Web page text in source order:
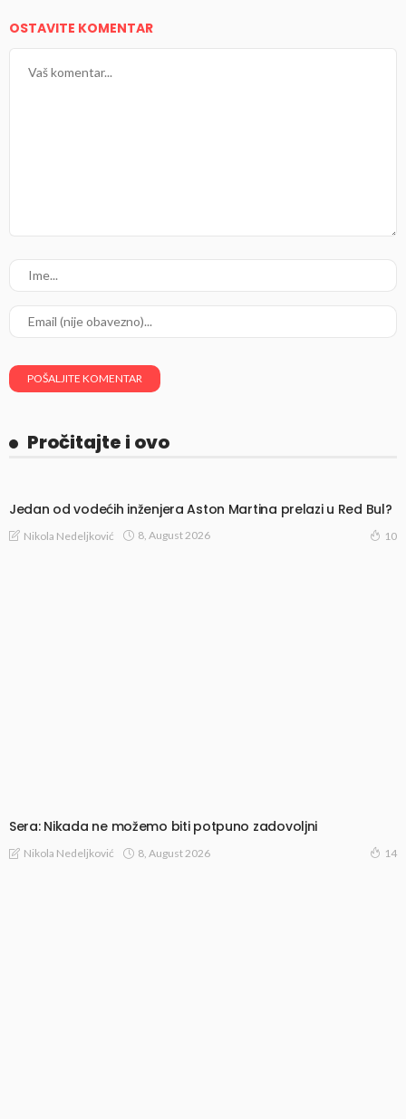
OSTAVITE KOMENTAR
Pročitajte i ovo
Jedan od vodećih inženjera Aston Martina prelazi u Red Bul?
Nikola Nedeljković 8, August 2026 10
Sera: Nikada ne možemo biti potpuno zadovoljni
Nikola Nedeljković 8, August 2026 14